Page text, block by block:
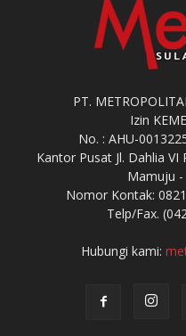
PT.
Izin
No. : AHU-
Kantor Pusat Jl. Dahlia
Mamuju -
Nomor Kontak:
Telp/Fax.
Hubungi kami: